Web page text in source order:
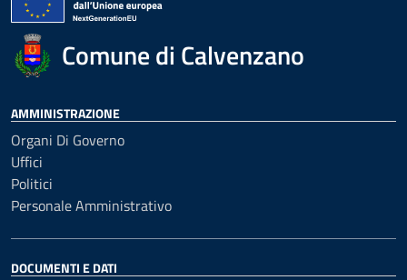
Comune di Calvenzano
AMMINISTRAZIONE
Organi Di Governo
Uffici
Politici
Personale Amministrativo
DOCUMENTI E DATI